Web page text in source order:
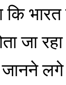
कि
जा
जानने